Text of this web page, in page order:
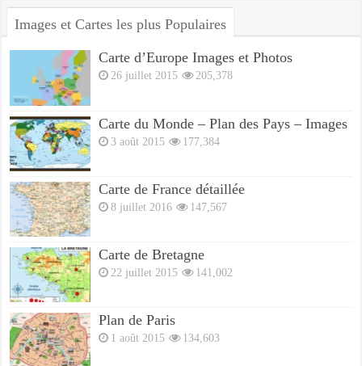
Images et Cartes les plus Populaires
Carte d’Europe Images et Photos
26 juillet 2015 205,378
Carte du Monde – Plan des Pays – Images
3 août 2015 177,384
Carte de France détaillée
8 juillet 2016 147,567
Carte de Bretagne
22 juillet 2015 141,002
Plan de Paris
1 août 2015 134,603